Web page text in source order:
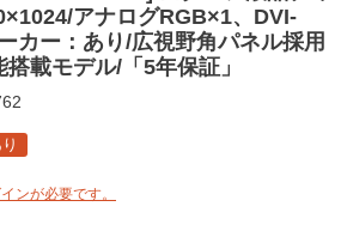
アナログRGB×1、DVI-
カー：あり/広視野角パネル採用
載モデル/「5年保証」
ンが必要です。